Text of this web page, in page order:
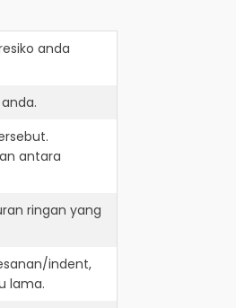
anda
antara
ringan yang
indent,
lama.